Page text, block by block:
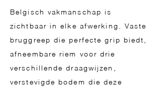
Belgisch vakmanschap is
zichtbaar in elke afwerking. Vaste
bruggreep die perfecte grip biedt,
afneembare riem voor drie
verschillende draagwijzen,
verstevigde bodem die deze